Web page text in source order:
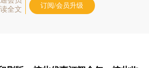
全文
订阅/会员升级